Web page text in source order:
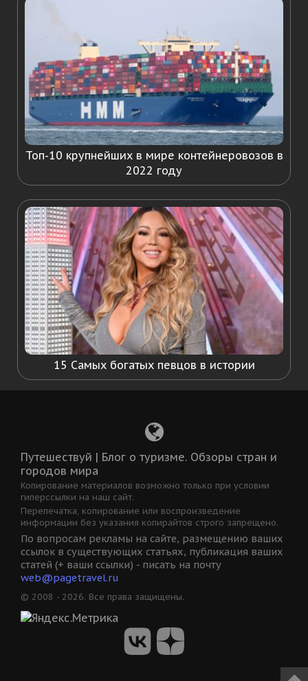
Топ-10 крупнейших в мире контейнеровозов в
2022 году
15 Самых богатых певцов в истории
Путешествуй | Блог о туризме. Обзоры стран и
городов мира
Копирование материалов возможно только при условии
гиперссылки на наш сайт.
Перепечатка, копирование или воспроизведение
информации без указания копирайтов строго запрещено.
По вопросам рекламы на сайте, размещению ваших
ссылок в существующих статьях, публикация ваших
статей (+ ваши ссылки) - писать на почту
web@pagetravel.ru
© 2008 - 2026. Все права защищены.